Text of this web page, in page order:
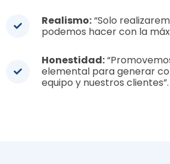
Realismo:“Solo
podemos hacer con la
Honestidad:
elemental para generar
equipo y nuestros clientes”.